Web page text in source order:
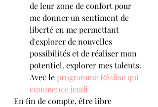
de leur zone de confort pour
me donner un sentiment de
liberté en me permettant
d'explorer de nouvelles
possibilités et de réaliser mon
potentiel. explorer mes talents.
Avec le programme Réalise qui
commence jeudi
En fin de compte, être libre